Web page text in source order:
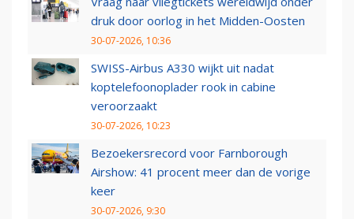
druk door oorlog in het Midden-Oosten
30-07-2026, 10:36
SWISS-Airbus A330 wijkt uit nadat
koptelefoonoplader rook in cabine
veroorzaakt
30-07-2026, 10:23
Bezoekersrecord voor Farnborough
Airshow: 41 procent meer dan de vorige
keer
30-07-2026, 9:30